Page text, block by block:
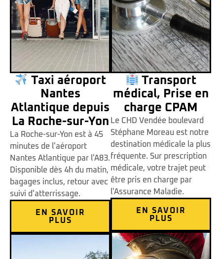
Taxi aéroport
Nantes
Atlantique depuis
La Roche-sur-Yon
La Roche-sur-Yon est à 45
minutes de l'aéroport
Nantes Atlantique par l'A83.
Disponible dès 4h du matin,
bagages inclus, retour avec
suivi d'atterrissage.
EN SAVOIR
PLUS
Transport
médical, Prise en
charge CPAM
Le CHD Vendée boulevard
Stéphane Moreau est notre
destination médicale la plus
fréquente. Sur prescription
médicale, votre trajet peut
être pris en charge par
l'Assurance Maladie.
EN SAVOIR
PLUS